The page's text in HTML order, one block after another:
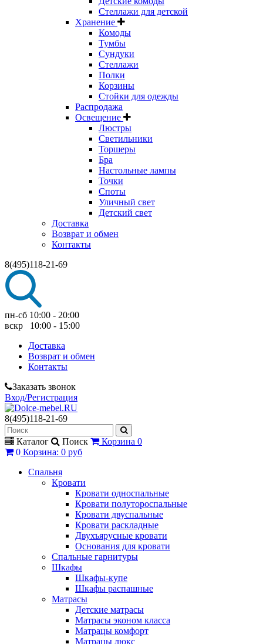
Стеллажи для детской
Хранение
Комоды
Тумбы
Сундуки
Стеллажи
Полки
Корзины
Стойки для одежды
Распродажа
Освещение
Люстры
Светильники
Торшеры
Бра
Настольные лампы
Точки
Споты
Уличный свет
Детский свет
Доставка
Возврат и обмен
Контакты
8(495)118-21-69
пн-сб 10:00 - 20:00
вскр 10:00 - 15:00
Доставка
Возврат и обмен
Контакты
Заказать звонок
Вход/Регистрация
8(495)118-21-69
Каталог Поиск Корзина 0
0 Корзина: 0 руб
Спальня
Кровати
Кровати односпальные
Кровати полутороспальные
Кровати двуспальные
Кровати раскладные
Двухъярусные кровати
Основания для кровати
Спальные гарнитуры
Шкафы
Шкафы-купе
Шкафы распашные
Матрасы
Детские матрасы
Матрасы эконом класса
Матрацы комфорт
Матрацы люкс